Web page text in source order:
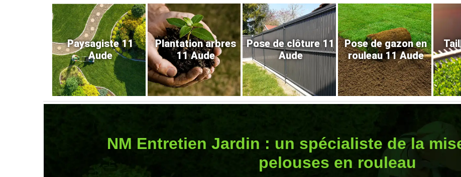
Paysagiste 11
Aude
Plantation arbres
11 Aude
Pose de clôture 11
Aude
Pose de gazon en
rouleau 11 Aude
NM Entretien Jardin : un spécialiste de la
pelouses en rouleau